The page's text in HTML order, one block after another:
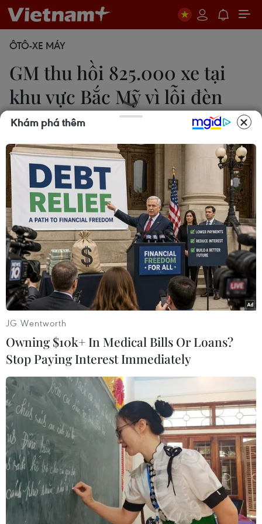
ÔTÔ-XE MÁY
GM thu hồi 825.000 xe tại
khu vực Bắc Mỹ vì lỗi đèn
pha
Văn Khoa
15/12/2022 06:56
Theo GM, để giải quyết vấn đề lỗi đèn pha, phần
mềm môđun điều khiển thân xe sẽ được cập nhật
thông qua một đại lý của hãng hoặc cập nhật qua
kết nối không dây.
Nhà máy của hãng ôtô General Motors (GM) tại Flint, Michigan,
Mỹ. (Ảnh: AFP/TTXVN)
Hãng chế tạo ôtô General Motors (GM) ngày
14/12 cho biết đang thu hồi 825.000 xe tải và
mẫu xe SUV tại khu vực Bắc Mỹ vì lỗi đèn pha
Khám phá thêm
JG Wentworth
Owning $10k+ In Medical Bills Or Loans?
Stop Paying Interest Immediately